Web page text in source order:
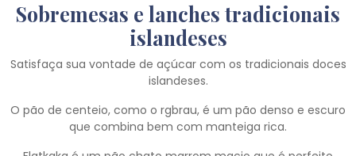
Sobremesas e lanches tradicionais
islandeses
Satisfaça sua vontade de açúcar com os tradicionais doces
islandeses.
O pão de centeio, como o rgbrau, é um pão denso e escuro
que combina bem com manteiga rica.